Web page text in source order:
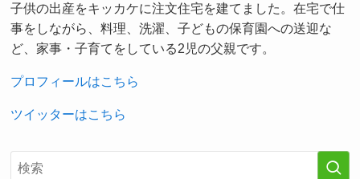
子供の出産をキッカケに注文住宅を建てました。在宅で仕
事をしながら、料理、洗濯、子どもの保育園への送迎な
ど、家事・子育てをしている2児の父親です。
プロフィールはこちら
ツイッターはこちら